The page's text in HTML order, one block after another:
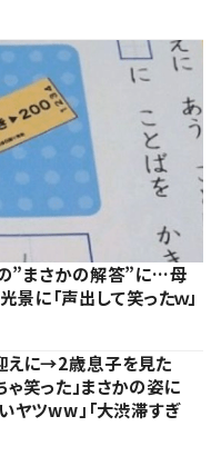
の”まさかの解答”に…母
景に「声出して笑ったｗ」
えに→2歳息子を見た
笑った」まさかの姿に
ヤツww」「大渋滞すぎ